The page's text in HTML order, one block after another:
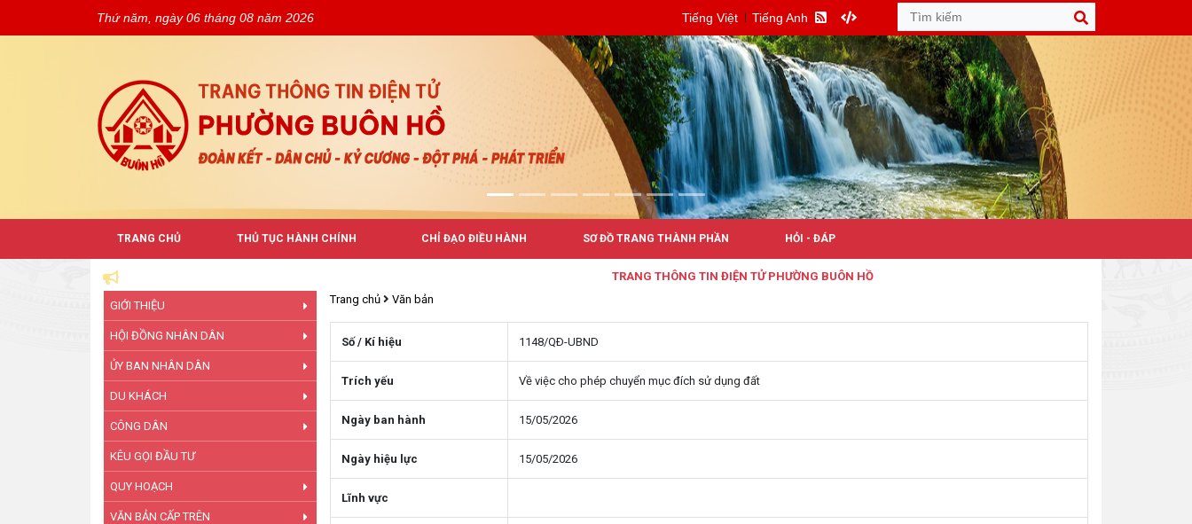
Thứ năm, ngày 06 tháng 08 năm 2026 Tiếng Việt Tiếng Anh
TRANG CHỦ THỦ TỤC HÀNH CHÍNH CHỈ ĐẠO ĐIỀU HÀNH SƠ ĐỒ TRANG THÀNH PHẦN HỎI - ĐÁP
TRANG THÔNG TIN ĐIỆN TỬ PHƯỜNG BUÔN HỒ
GIỚI THIỆU
HỘI ĐỒNG NHÂN DÂN
ỦY BAN NHÂN DÂN
DU KHÁCH
CÔNG DÂN
KÊU GỌI ĐẦU TƯ
QUY HOẠCH
VĂN BẢN CẤP TRÊN
Trang chủ Văn bản
Số / Kí hiệu 1148/QÐ-UBND
Trích yếu Về việc cho phép chuyển mục đích sử dụng đất
Ngày ban hành 15/05/2026
Ngày hiệu lực 15/05/2026
Lĩnh vực